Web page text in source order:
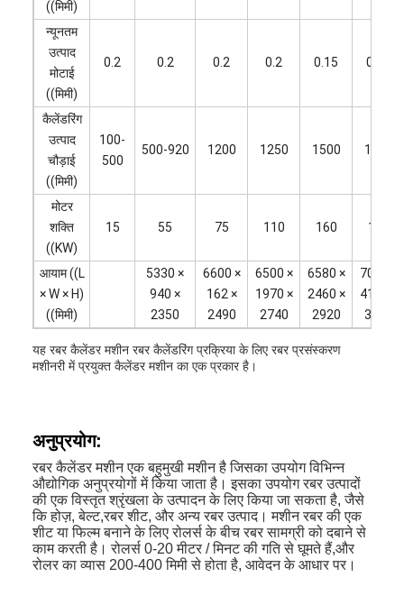
((मिमी)
न्यूनतम
उत्पाद
मोटाई
((मिमी)
0.2 0.2 0.2 0.2 0.15 0.15
कैलेंडरिंग
उत्पाद
चौड़ाई
((मिमी)
100-
500
500-920 1200 1250 1500 1900
मोटर
शक्ति
((KW)
15 55 75 110 160 185
आयाम ((L
× W × H)
((मिमी)
5330 ×
940 ×
2350
6600 ×
162 ×
2490
6500 ×
1970 ×
2740
6580 ×
2460 ×
2920
7010 ×
4150 ×
3730
यह रबर कैलेंडर मशीन रबर कैलेंडरिंग प्रक्रिया के लिए रबर प्रसंस्करण
मशीनरी में प्रयुक्त कैलेंडर मशीन का एक प्रकार है।
अनुप्रयोग:
रबर कैलेंडर मशीन एक बहुमुखी मशीन है जिसका उपयोग विभिन्न
औद्योगिक अनुप्रयोगों में किया जाता है। इसका उपयोग रबर उत्पादों
की एक विस्तृत श्रृंखला के उत्पादन के लिए किया जा सकता है, जैसे
कि होज़, बेल्ट,रबर शीट, और अन्य रबर उत्पाद। मशीन रबर की एक
शीट या फिल्म बनाने के लिए रोलर्स के बीच रबर सामग्री को दबाने से
काम करती है। रोलर्स 0-20 मीटर / मिनट की गति से घूमते हैं,और
रोलर का व्यास 200-400 मिमी से होता है, आवेदन के आधार पर।